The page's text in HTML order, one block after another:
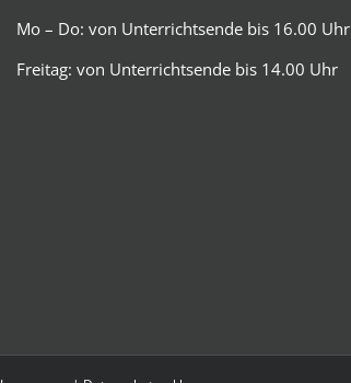
Mo – Do: von Unterrichtsende bis 16.00 Uhr
Freitag: von Unterrichtsende bis 14.00 Uhr